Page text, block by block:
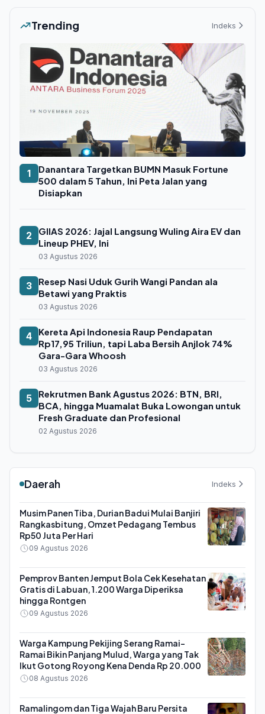
Trending Indeks
1
Danantara Targetkan BUMN Masuk Fortune
500 dalam 5 Tahun, Ini Peta Jalan yang
Disiapkan
2
GIIAS 2026: Jajal Langsung Wuling Aira EV dan
Lineup PHEV, Ini
03 Agustus 2026
3
Resep Nasi Uduk Gurih Wangi Pandan ala
Betawi yang Praktis
03 Agustus 2026
4
Kereta Api Indonesia Raup Pendapatan
Rp17,95 Triliun, tapi Laba Bersih Anjlok 74%
Gara-Gara Whoosh
03 Agustus 2026
5
Rekrutmen Bank Agustus 2026: BTN, BRI,
BCA, hingga Muamalat Buka Lowongan untuk
Fresh Graduate dan Profesional
02 Agustus 2026
Daerah Indeks
Musim Panen Tiba, Durian Badui Mulai Banjiri
Rangkasbitung, Omzet Pedagang Tembus
Rp50 Juta Per Hari
09 Agustus 2026
Pemprov Banten Jemput Bola Cek Kesehatan
Gratis di Labuan, 1.200 Warga Diperiksa
hingga Rontgen
09 Agustus 2026
Warga Kampung Pekijing Serang Ramai-
Ramai Bikin Panjang Mulud, Warga yang Tak
Ikut Gotong Royong Kena Denda Rp 20.000
08 Agustus 2026
Ramalingom dan Tiga Wajah Baru Persita